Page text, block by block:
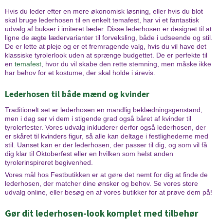
Hvis du leder efter en mere økonomisk løsning, eller hvis du blot
skal bruge lederhosen til en enkelt temafest, har vi et fantastisk
udvalg af bukser i imiteret læder. Disse lederhosen er designet til at
ligne de ægte lædervarianter til forveksling, både i udseende og stil.
De er lette at pleje og er et fremragende valg, hvis du vil have det
klassiske tyrolerlook uden at sprænge budgettet. De er perfekte til
en temafest, hvor du vil skabe den rette stemning, men måske ikke
har behov for et kostume, der skal holde i årevis.
Lederhosen til både mænd og kvinder
Traditionelt set er lederhosen en mandlig beklædningsgenstand,
men i dag ser vi dem i stigende grad også båret af kvinder til
tyrolerfester. Vores udvalg inkluderer derfor også lederhosen, der
er skåret til kvinders figur, så alle kan deltage i festlighederne med
stil. Uanset køn er der lederhosen, der passer til dig, og som vil få
dig klar til Oktoberfest eller en hvilken som helst anden
tyrolerinspireret begivenhed.
Vores mål hos Festbutikken er at gøre det nemt for dig at finde de
lederhosen, der matcher dine ønsker og behov. Se vores store
udvalg online, eller besøg en af vores butikker for at prøve dem på!
Gør dit lederhosen-look komplet med tilbehør